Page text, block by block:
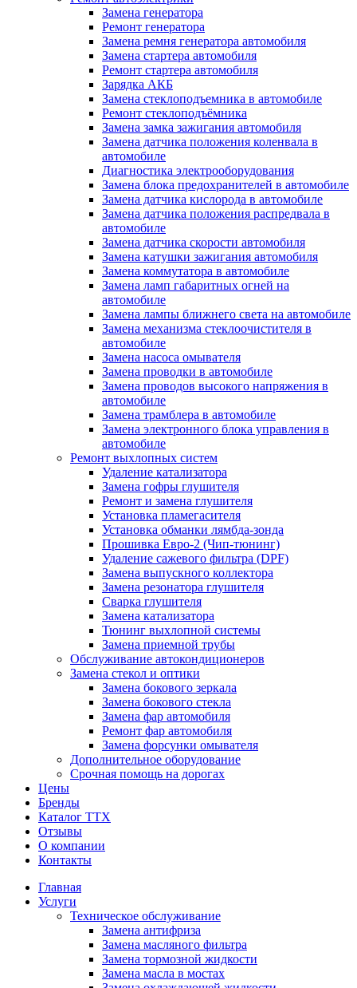
Замена генератора
Ремонт генератора
Замена ремня генератора автомобиля
Замена стартера автомобиля
Ремонт стартера автомобиля
Зарядка АКБ
Замена стеклоподъемника в автомобиле
Ремонт стеклоподъёмника
Замена замка зажигания автомобиля
Замена датчика положения коленвала в
автомобиле
Диагностика электрооборудования
Замена блока предохранителей в автомобиле
Замена датчика кислорода в автомобиле
Замена датчика положения распредвала в
автомобиле
Замена датчика скорости автомобиля
Замена катушки зажигания автомобиля
Замена коммутатора в автомобиле
Замена ламп габаритных огней на
автомобиле
Замена лампы ближнего света на автомобиле
Замена механизма стеклоочистителя в
автомобиле
Замена насоса омывателя
Замена проводки в автомобиле
Замена проводов высокого напряжения в
автомобиле
Замена трамблера в автомобиле
Замена электронного блока управления в
автомобиле
Ремонт выхлопных систем
Удаление катализатора
Замена гофры глушителя
Ремонт и замена глушителя
Установка пламегасителя
Установка обманки лямбда-зонда
Прошивка Евро-2 (Чип-тюнинг)
Удаление сажевого фильтра (DPF)
Замена выпускного коллектора
Замена резонатора глушителя
Сварка глушителя
Замена катализатора
Тюнинг выхлопной системы
Замена приемной трубы
Обслуживание автокондиционеров
Замена стекол и оптики
Замена бокового зеркала
Замена бокового стекла
Замена фар автомобиля
Ремонт фар автомобиля
Замена форсунки омывателя
Дополнительное оборудование
Срочная помощь на дорогах
Цены
Бренды
Каталог ТТХ
Отзывы
О компании
Контакты
Главная
Услуги
Техническое обслуживание
Замена антифриза
Замена масляного фильтра
Замена тормозной жидкости
Замена масла в мостах